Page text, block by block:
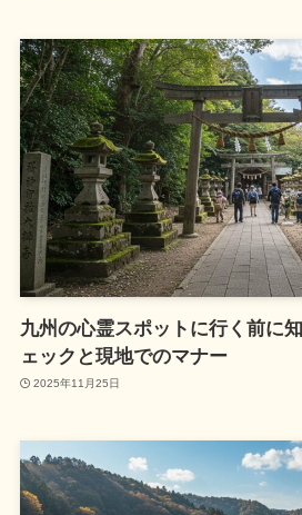
九州の心霊スポットに行く前に
ェックと現地でのマナー
2025年11月25日